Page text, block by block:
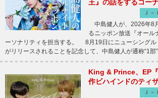
王』の話をするコー
Ｊ－
中島健人が、2026年8
るニッポン放送『オール
ーソナリティを担当する。 8月19日にニューシングル
がリリースされることを記念して、中島健人が通称“1
King & Prince、EP
作ビハインドのティ
Ｊ－